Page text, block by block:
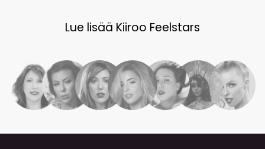
Lue lisää Kiiroo Feelstars